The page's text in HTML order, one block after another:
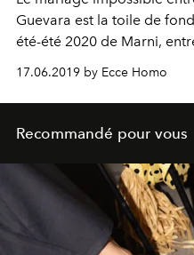
Guevara est la toile de
été-été 2020 de Marni,
17.06.2019 by Ecce Homo
Recommandé pour vous